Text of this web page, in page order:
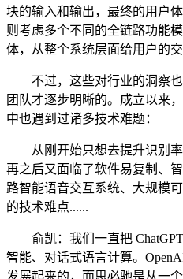
块的输入和输出，最终的用户
则考虑多个不同的全链路功能
体，从整个系统层面给用户的
不过，这些对行业的洞察也
团队才逐步明晰的。成立以来
中也遇到过诸多技术难题：
从刚开始只想去提升识别率
再之后又面临了软件易复制、
路智能语音交互系统、大规模
的技术难点......
俞凯：我们一直把 ChatGPT
智能、对话式语言计算。
发展起来的，而思必驰是从一